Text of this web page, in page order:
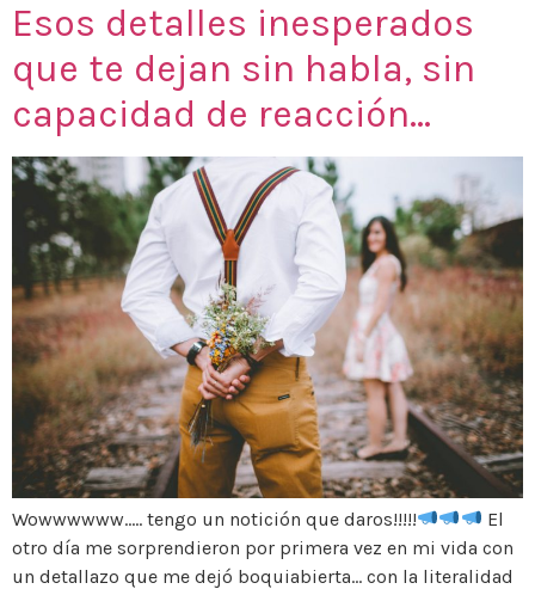
Esos detalles inesperados
que te dejan sin habla, sin
capacidad de reacción…
Wowwwwww….. tengo un notición que daros!!!!!
El
otro día me sorprendieron por primera vez en mi vida con
un detallazo que me dejó boquiabierta… con la literalidad